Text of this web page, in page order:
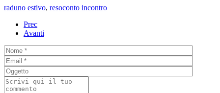
raduno estivo, resoconto incontro
Prec
Avanti